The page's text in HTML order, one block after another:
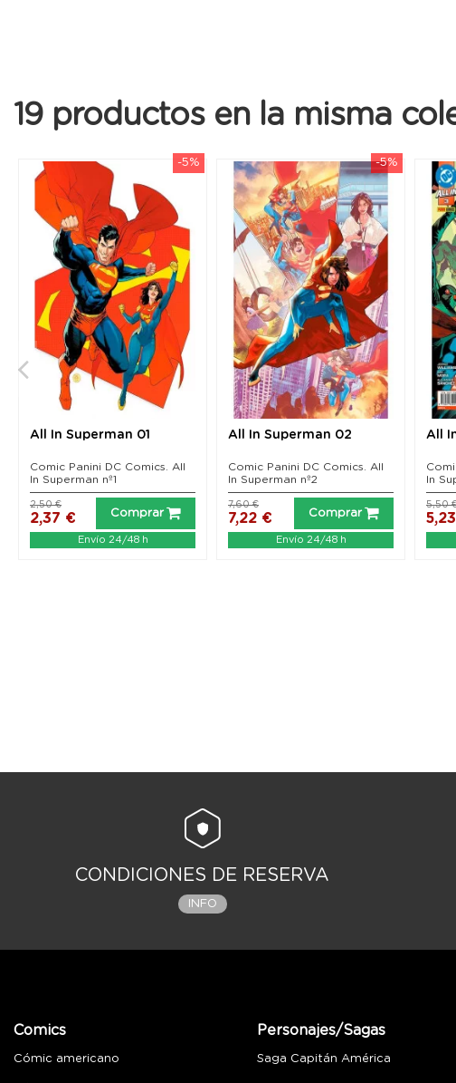
19 productos en la misma
-5%
All In Superman 01
Comic Panini DC Comics. All
In Superman nº1
2,37 €
2,50 €
Comprar
Envío 24/48 h
-5%
All In Superman 02
Comic Panini DC Comics. All
In Superman nº2
7,22 €
7,60 €
Comprar
Envío 24/48 h
All
In
5,50
CONDICIONES DE RESERVA
INFO
Comics
Cómic americano
Personajes/Sagas
Saga Capitán América